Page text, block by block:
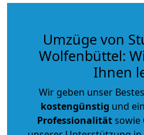
Umzüge von
Wolfenbüttel:
Ihnen
Wir geben unser
kostengünstig und
Professionalitätsowie